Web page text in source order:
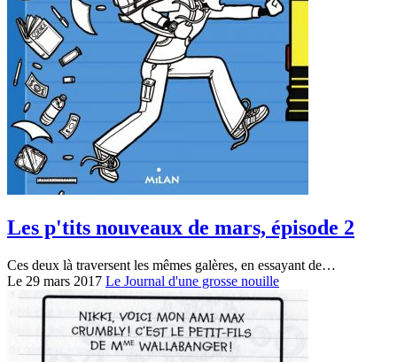
Les p'tits nouveaux de mars, épisode 2
Ces deux là traversent les mêmes galères, en essayant de…
Le 29 mars 2017 Le Journal d'une grosse nouille